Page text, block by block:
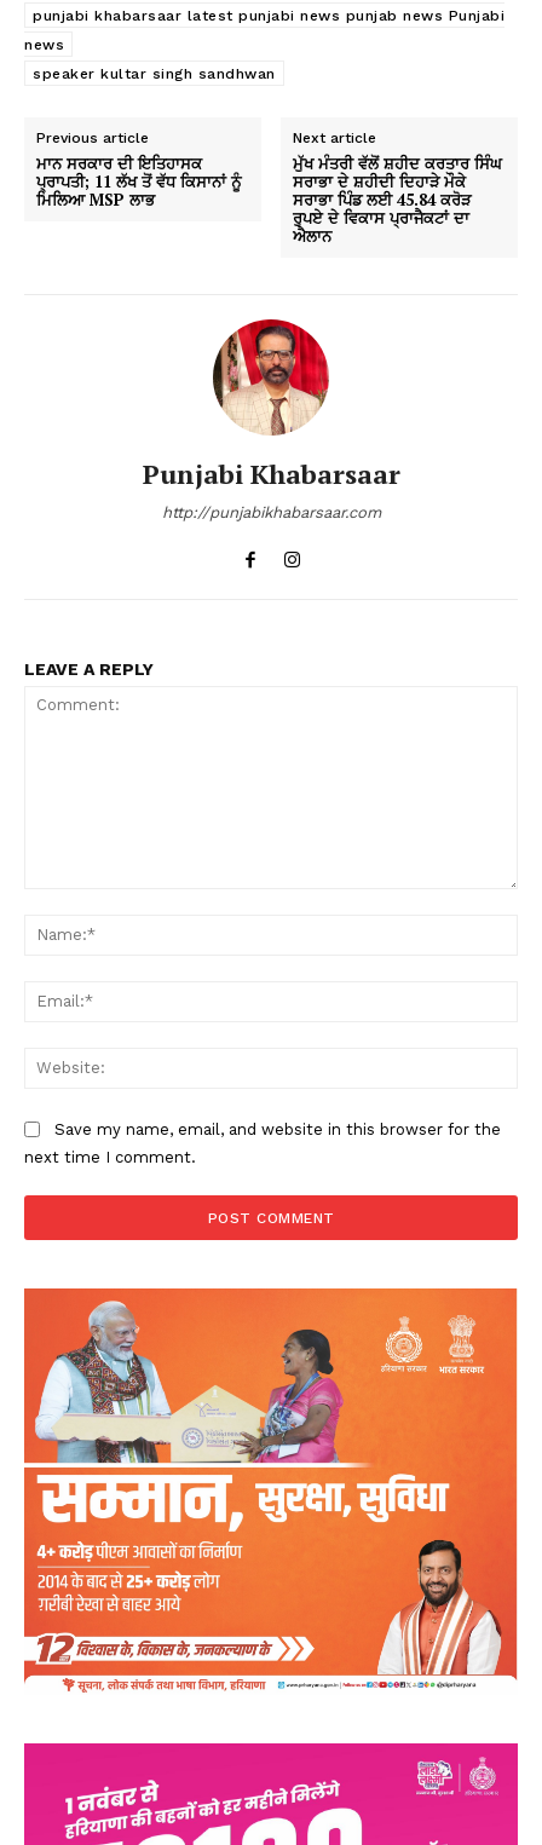
punjabi khabarsaar latest punjabi news punjab news Punjabi
news
speaker kultar singh sandhwan
Previous article
ਮਾਨ ਸਰਕਾਰ ਦੀ ਇਤਿਹਾਸਕ
ਪ੍ਰਾਪਤੀ; 11 ਲੱਖ ਤੋਂ ਵੱਧ ਕਿਸਾਨਾਂ ਨੂੰ
ਮਿਲਿਆ MSP ਲਾਭ
Next article
ਮੁੱਖ ਮੰਤਰੀ ਵੱਲੋਂ ਸ਼ਹੀਦ ਕਰਤਾਰ ਸਿੰਘ
ਸਰਾਭਾ ਦੇ ਸ਼ਹੀਦੀ ਦਿਹਾੜੇ ਮੌਕੇ
ਸਰਾਭਾ ਪਿੰਡ ਲਈ 45.84 ਕਰੋੜ
ਰੁਪਏ ਦੇ ਵਿਕਾਸ ਪ੍ਰਾਜੈਕਟਾਂ ਦਾ
ਐਲਾਨ
Punjabi Khabarsaar
http://punjabikhabarsaar.com
LEAVE A REPLY
Save my name, email, and website in this browser for the
next time I comment.